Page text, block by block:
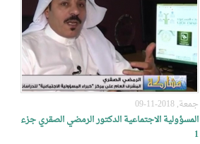
جمعة, 2018-11-09
المسؤولية الاجتماعية الدكتور الرمضي الصقري جزء
1